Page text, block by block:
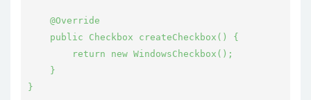
    @Override
    public Checkbox createCheckbox() {
        return new WindowsCheckbox();
    }
}